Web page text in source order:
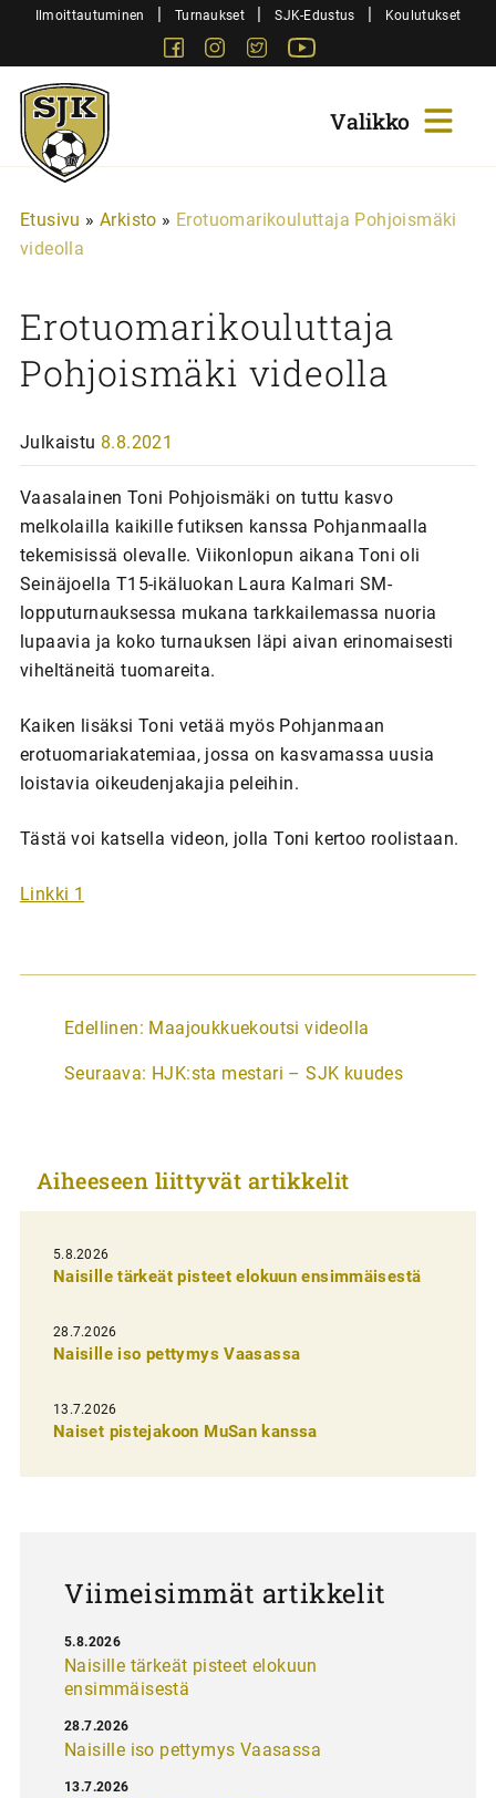
SiirryIlmoittautuminen | Turnaukset | SJK-Edustus | Koulutukset
FacebookInstagram
Twitter
Sjk-
Juniorit
Etusivu » Arkisto » Erotuomarikouluttaja Pohjoismäki
videolla
Erotuomarikouluttaja
Pohjoismäki videolla
Julkaistu 8.8.2021
Vaasalainen Toni Pohjoismäki on tuttu kasvo
melkolailla kaikille futiksen kanssa Pohjanmaalla
tekemisissä olevalle. Viikonlopun aikana Toni oli
Seinäjoella T15-ikäluokan Laura Kalmari SM-
lopputurnauksessa mukana tarkkailemassa nuoria
lupaavia ja koko turnauksen läpi aivan erinomaisesti
viheltäneitä tuomareita.
Kaiken lisäksi Toni vetää myös Pohjanmaan
erotuomariakatemiaa, jossa on kasvamassa uusia
loistavia oikeudenjakajia peleihin.
Tästä voi katsella videon, jolla Toni kertoo roolistaan.
Linkki 1
A
t
k
e
l
i
e
n
e
Edellinen: Maajoukkuekoutsi videolla
Seuraava: HJK:sta mestari – SJK kuudes
Aiheeseen liittyvät artikkelit
5.8.2026
Naisille tärkeät pisteet elokuun ensimmäisestä
28.7.2026
Naisille iso pettymys Vaasassa
13.7.2026
Naiset pistejakoon MuSan kanssa
Viimeisimmät artikkelit
Naisille tärkeät pisteet elokuun
ensimmäisestä
5.8.2026
Naisille iso pettymys Vaasassa
28.7.2026
13.7.2026